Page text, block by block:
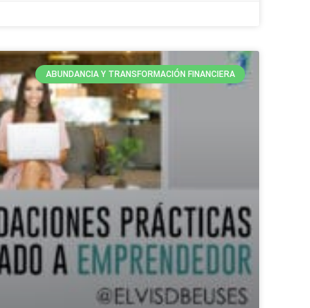
ABUNDANCIA Y TRANSFORMACIÓN FINANCIERA